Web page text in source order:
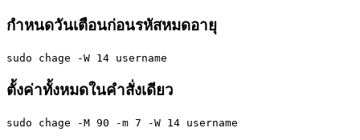
กำหนดวันเตือนก่อนรหัสหมดอายุ
sudo chage -W 14 username
ตั้งค่าทั้งหมดในคำสั่งเดียว
sudo chage -M 90 -m 7 -W 14 username